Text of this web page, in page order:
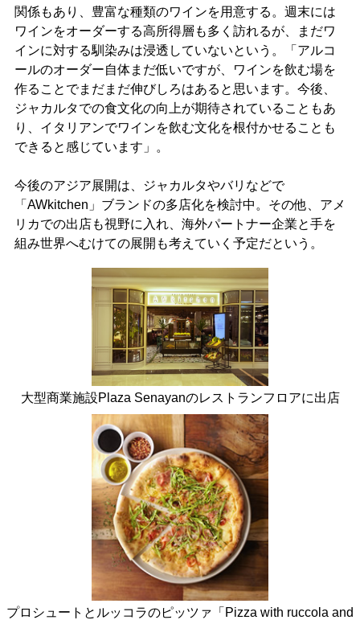
関係もあり、豊富な種類のワインを用意する。週末には
ワインをオーダーする高所得層も多く訪れるが、まだワ
インに対する馴染みは浸透していないという。「アルコ
ールのオーダー自体まだ低いですが、ワインを飲む場を
作ることでまだまだ伸びしろはあると思います。今後、
ジャカルタでの食文化の向上が期待されていることもあ
り、イタリアンでワインを飲む文化を根付かせることも
できると感じています」。
今後のアジア展開は、ジャカルタやバリなどで
「AWkitchen」ブランドの多店化を検討中。その他、アメ
リカでの出店も視野に入れ、海外パートナー企業と手を
組み世界へむけての展開も考えていく予定だという。
大型商業施設Plaza Senayanのレストランフロアに出店
プロシュートとルッコラのピッツァ「Pizza with ruccola and